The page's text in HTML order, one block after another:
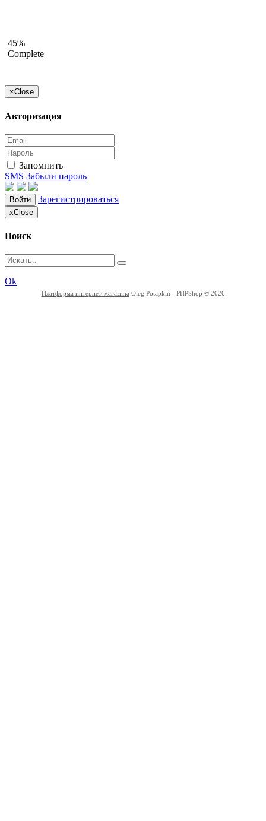
45%
Complete
×Close
Авторизация
Запомнить
SMS Забыли пароль
Войти Зарегистрироваться
xClose
Поиск
Ok
Платформа интернет-магазина Oleg Potapkin - PHPShop © 2026